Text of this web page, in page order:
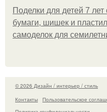
Поделки для детей 7
бумаги, шишек и
самоделок для
© 2026 Дизайн / интерьер / стиль
Контакты
Пользовательское